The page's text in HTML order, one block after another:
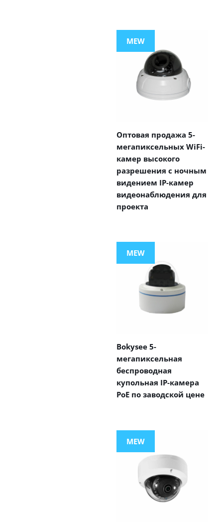
MEW
Оптовая продажа 5-
мегапиксельных WiFi-
камер высокого
разрешения с ночным
видением IP-камер
видеонаблюдения для
проекта
MEW
Bokysee 5-
мегапиксельная
беспроводная
купольная IP-камера
PoE по заводской цене
MEW